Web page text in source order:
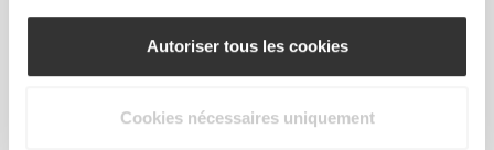
Autoriser tous les cookies
Cookies nécessaires uniquement